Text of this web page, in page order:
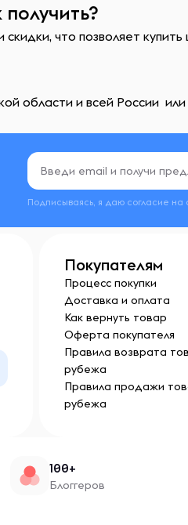
что позволяет
и всей России
Подписываясь, я даю согласие на
Покупателям
Процесс покупки
Доставка и оплата
Как вернуть товар
Оферта покупателя
Правила возврата
рубежа
Правила продажи
рубежа
100+
Блоггеров